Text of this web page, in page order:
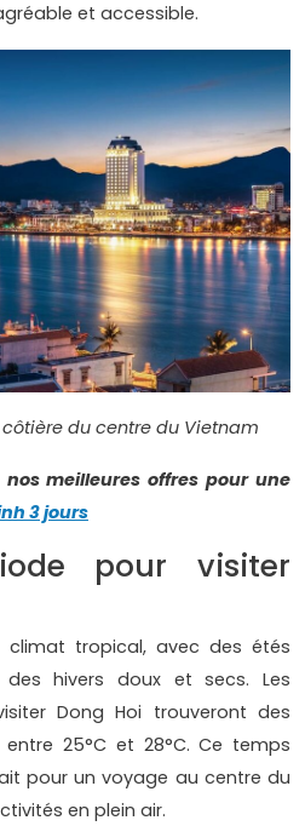
et accessible.
du centre du Vietnam
meilleures offres pour une
3 jours
pour visiter
climat tropical, avec des étés
hivers doux et secs. Les
Dong Hoi trouveront des
25°C et 28°C. Ce temps
pour un voyage au centre du
en plein air.